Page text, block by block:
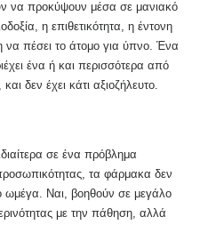
να προκύψουν μέσα σε μανιακό
η επιθετικότητα, η έντονη
να πέσει το άτομο για ύπνο. Ένα
ένα ή και περισσότερα από
δεν έχει κάτι αξιοζήλευτο.
σε ένα πρόβλημα
τα φάρμακα δεν
ωμέγα. Ναι, βοηθούν σε μεγάλο
με την πάθηση, αλλά